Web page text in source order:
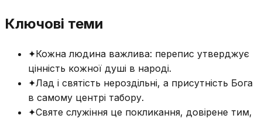
Ключові теми
✦Кожна людина важлива: перепис утверджує
цінність кожної душі в народі.
✦Лад і святість нероздільні, а присутність Бога
в самому центрі табору.
✦Святе служіння це покликання, довірене тим,